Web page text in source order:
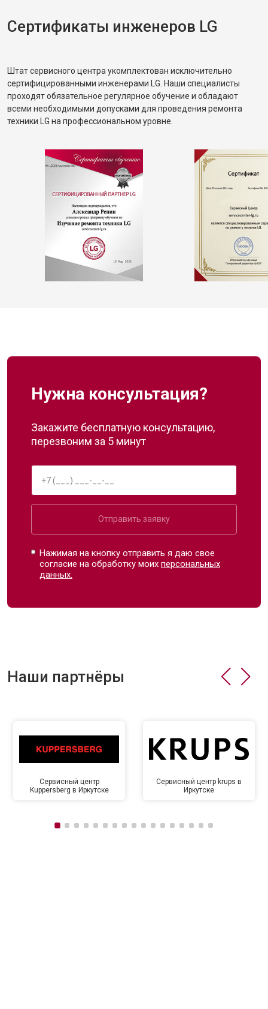
Сертификаты инженеров LG
Штат сервисного центра укомплектован исключительно
сертифицированными инженерами LG. Наши специалисты
проходят обязательное регулярное обучение и обладают
всеми необходимыми допусками для проведения ремонта
техники LG на профессиональном уровне.
Нужна консультация?
Закажите бесплатную консультацию,
перезвоним за 5 минут
Отправить заявку
Нажимая на кнопку отправить я даю свое
согласие на обработку моихперсональных
данных.
Наши партнёры
Сервисный центр
Kuppersberg в Иркутске
Сервисный центр krups в
Иркутске